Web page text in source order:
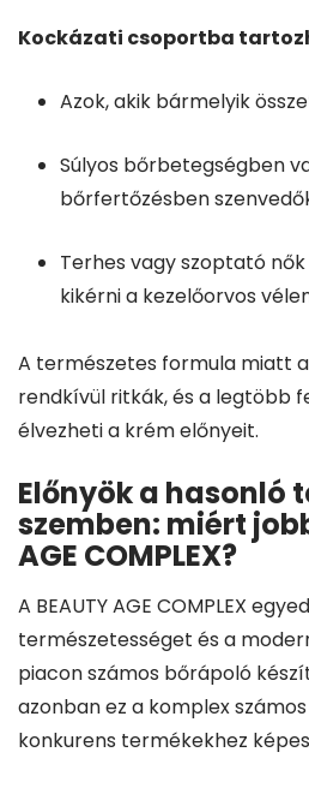
Kockázati csoportba
Azok, akik bármelyik
Súlyos bőrbetegségben
bőrfertőzésben
Terhes vagy szoptató
kikérni a kezelőorvos
A természetes formula miatt
rendkívül ritkák, és a legtöbb
élvezheti a krém előnyeit.
Előnyök a hasonló
szemben: miért
AGE COMPLEX?
A BEAUTY AGE COMPLEX
természetességet és a
piacon számos bőrápoló
azonban ez a komplex
konkurens termékekhez